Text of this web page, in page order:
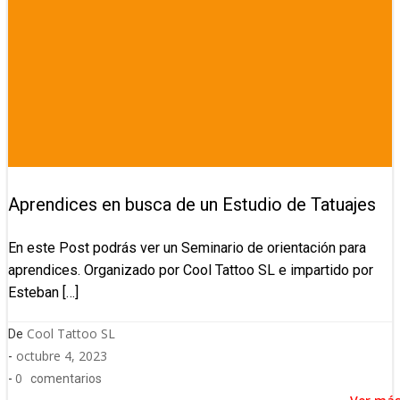
Aprendices en busca de un Estudio de Tatuajes
En este Post podrás ver un Seminario de orientación para
aprendices. Organizado por Cool Tattoo SL e impartido por
Esteban […]
De Cool Tattoo SL
- octubre 4, 2023
- 0 comentarios